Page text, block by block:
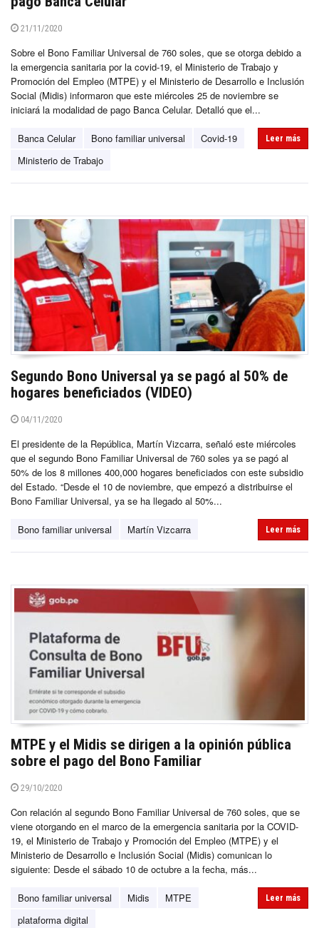
21/11/2020
Sobre el Bono Familiar Universal de 760 soles, que se otorga debido a
la emergencia sanitaria por la covid-19, el Ministerio de Trabajo y
Promoción del Empleo (MTPE) y el Ministerio de Desarrollo e Inclusión
Social (Midis) informaron que este miércoles 25 de noviembre se
iniciará la modalidad de pago Banca Celular. Detalló que el...
Banca Celular Bono familiar universal
Covid-19
Ministerio de Trabajo
Leer más
Segundo Bono Universal ya se pagó al 50% de
hogares beneficiados (VIDEO)
04/11/2020
El presidente de la República, Martín Vizcarra, señaló este miércoles
que el segundo Bono Familiar Universal de 760 soles ya se pagó al
50% de los 8 millones 400,000 hogares beneficiados con este subsidio
del Estado. “Desde el 10 de noviembre, que empezó a distribuirse el
Bono Familiar Universal, ya se ha llegado al 50%...
Bono familiar universal Martín Vizcarra Leer más
MTPE y el Midis se dirigen a la opinión pública
sobre el pago del Bono Familiar
29/10/2020
Con relación al segundo Bono Familiar Universal de 760 soles, que se
viene otorgando en el marco de la emergencia sanitaria por la COVID-
19, el Ministerio de Trabajo y Promoción del Empleo (MTPE) y el
Ministerio de Desarrollo e Inclusión Social (Midis) comunican lo
siguiente: Desde el sábado 10 de octubre a la fecha, más...
Bono familiar universal Midis
MTPE
plataforma digital
Leer más